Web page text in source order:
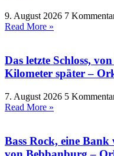
9. August 2026 7
Read More »
Das letzte Schloss,
Kilometer später –
7. August 2026 5
Read More »
Bass Rock, eine